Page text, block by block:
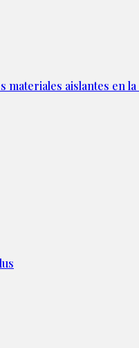
materiales aislantes en